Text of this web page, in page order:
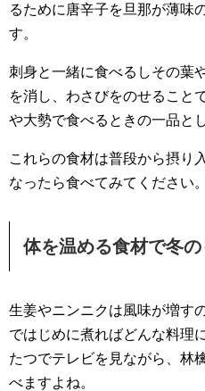
るために唐辛子を旦那が薄味
す。
刺身と一緒に食べるしその葉
を消し、わさびをのせること
や大勢で食べるときの一品と
これらの食材は普段から摂り
なったら食べてみてください。
体を温める食材で冬の
生姜やニンニクは風味が増す
ではじめに煮ればどんな料理
たつでテレビを見ながら、林
べますよね。